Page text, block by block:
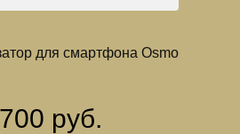
руб.
для смартфона Osmo